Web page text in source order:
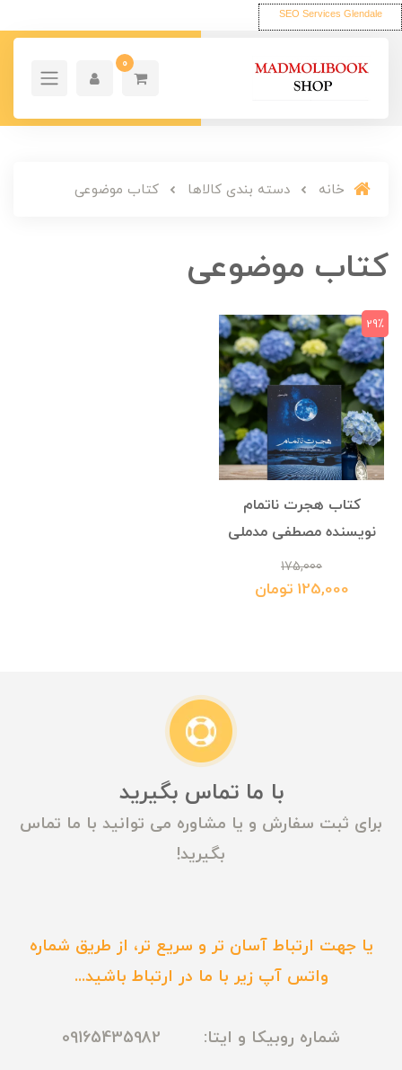
SEO Services Glendale
0
خانه دسته بندی کالاها کتاب موضوعی
کتاب موضوعی
کتاب هجرت ناتمام
نویسنده مصطفی مدملی
175,000
125,000 تومان
29٪
با ما تماس بگیرید
برای ثبت سفارش و یا مشاوره می توانید با ما تماس
بگیرید!
یا جهت ارتباط آسان تر و سریع تر، از طریق شماره
واتس آپ زیر با ما در ارتباط باشید...
شماره روبیکا و ایتا: 09165435982